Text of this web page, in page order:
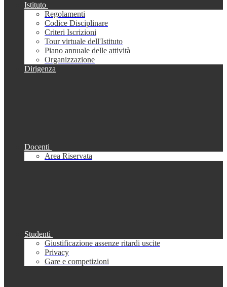
Istituto
Regolamenti
Codice Disciplinare
Criteri Iscrizioni
Tour virtuale dell'Istituto
Piano annuale delle attività
Organizzazione
Dirigenza
Docenti
Area Riservata
Studenti
Giustificazione assenze ritardi uscite
Privacy
Gare e competizioni